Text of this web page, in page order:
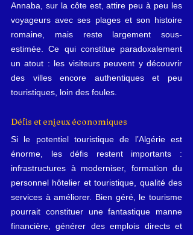
Annaba, sur la côte est, attire peu à peu les
voyageurs avec ses plages et son histoire
romaine, mais reste largement sous-
estimée. Ce qui constitue paradoxalement
un atout : les visiteurs peuvent y découvrir
des villes encore authentiques et peu
touristiques, loin des foules.
Défis et enjeux économiques
Si le potentiel touristique de l’Algérie est
énorme, les défis restent importants :
infrastructures à moderniser, formation du
personnel hôtelier et touristique, qualité des
services à améliorer. Bien géré, le tourisme
pourrait constituer une fantastique manne
financière, générer des emplois directs et